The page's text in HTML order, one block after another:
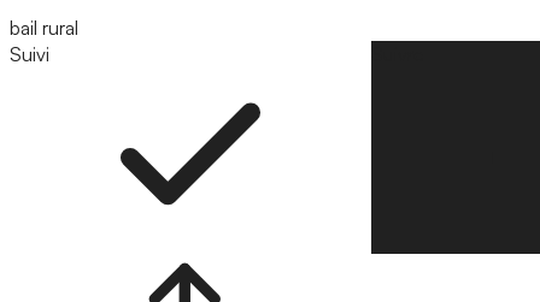
bail rural
Suivi